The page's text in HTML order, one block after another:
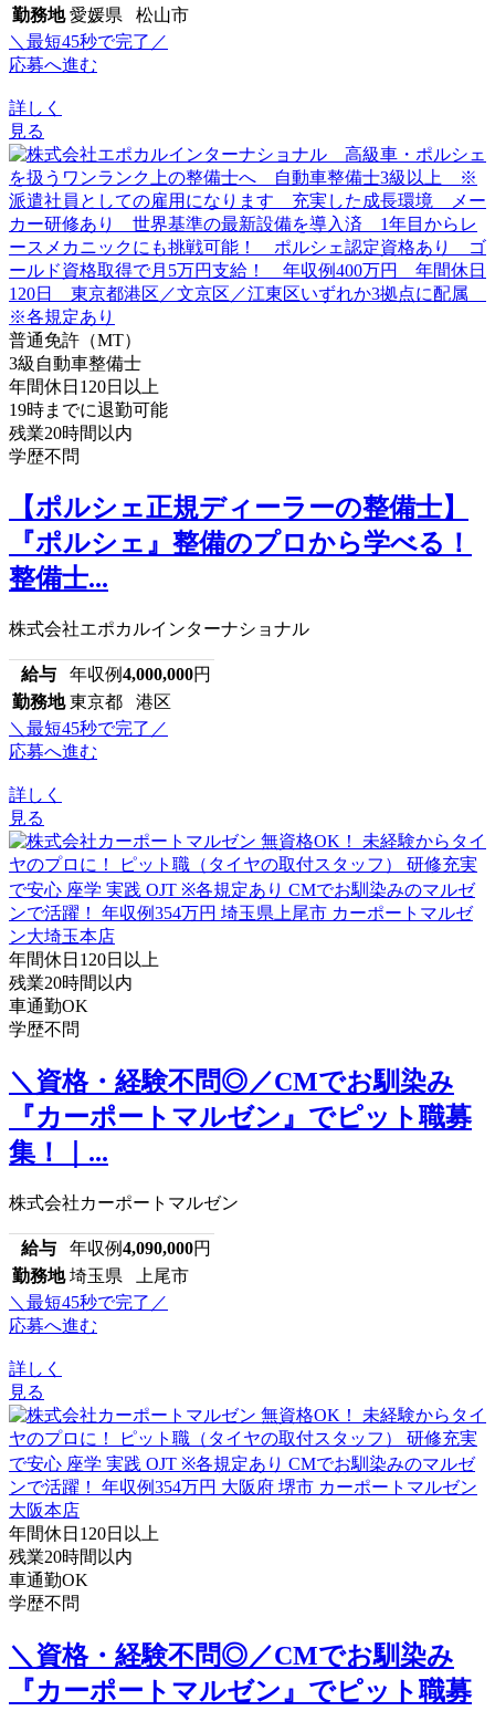
勤務地 愛媛県 松山市
＼最短45秒で完了／
応募へ進む
詳しく
見る
普通免許（MT）
3級自動車整備士
年間休日120日以上
19時までに退勤可能
残業20時間以内
学歴不問
【ポルシェ正規ディーラーの整備士】
『ポルシェ』整備のプロから学べる！
整備士...
株式会社エポカルインターナショナル
給与 年収例4,000,000円
勤務地 東京都 港区
＼最短45秒で完了／
応募へ進む
詳しく
見る
年間休日120日以上
残業20時間以内
車通勤OK
学歴不問
＼資格・経験不問◎／CMでお馴染み
『カーポートマルゼン』でピット職募
集！｜...
株式会社カーポートマルゼン
給与 年収例4,090,000円
勤務地 埼玉県 上尾市
＼最短45秒で完了／
応募へ進む
詳しく
見る
年間休日120日以上
残業20時間以内
車通勤OK
学歴不問
＼資格・経験不問◎／CMでお馴染み
『カーポートマルゼン』でピット職募